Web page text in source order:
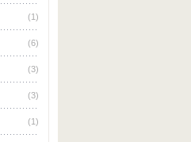
(1)
(6)
(3)
(3)
(1)